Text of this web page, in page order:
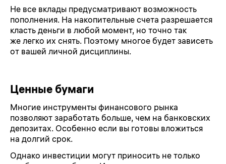
Не все вклады предусматривают возможность
пополнения. На накопительные счета разрешается
класть деньги в любой момент, но точно так
же легко их снять. Поэтому многое будет зависеть
от вашей личной дисциплины.
Ценные бумаги
Многие инструменты финансового рынка
позволяют заработать больше, чем на банковских
депозитах. Особенно если вы готовы вложиться
на долгий срок.
Однако инвестиции могут приносить не только